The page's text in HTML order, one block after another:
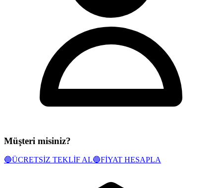
Müşteri misiniz?
🔵ÜCRETSİZ TEKLİF AL🔵FİYAT HESAPLA